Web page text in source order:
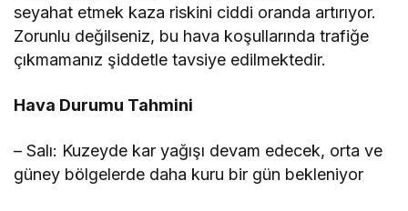
seyahat etmek kaza riskini ciddi oranda artırıyor.
Zorunlu değilseniz, bu hava koşullarında trafiğe
çıkmamanız şiddetle tavsiye edilmektedir.
Hava Durumu Tahmini
– Salı: Kuzeyde kar yağışı devam edecek, orta ve
güney bölgelerde daha kuru bir gün bekleniyor